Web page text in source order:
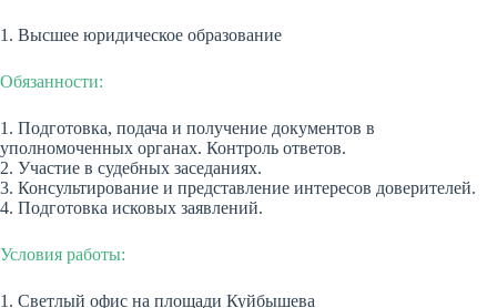
1. Высшее юридическое образование
Обязанности:
1. Подготовка, подача и получение документов в
уполномоченных органах. Контроль ответов.
2. Участие в судебных заседаниях.
3. Консультирование и представление интересов доверителей.
4. Подготовка исковых заявлений.
Условия работы:
1. Светлый офис на площади Куйбышева